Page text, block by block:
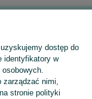
do siatki leśnej
Aktualne oferty z kategorii Budowa i Remont w Będzin blisko Ciebie ➤ Kupuj nowe lub używane w dobrej cenie, przeglądaj lokalne ogłoszenia ☝ Szybkie kupno i sprzedaż na OLX.pl Zobacz
dostęp do
identyfikatory w
zarządzać nimi,
stronie polityki